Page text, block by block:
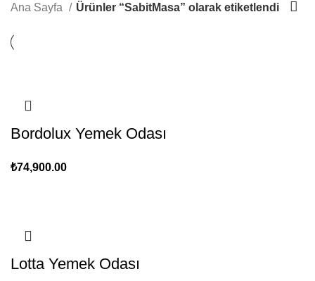
Ana Sayfa Ürünler “SabitMasa” olarak etiketlendi
Bordolux Yemek Odası
₺74,900.00
Lotta Yemek Odası